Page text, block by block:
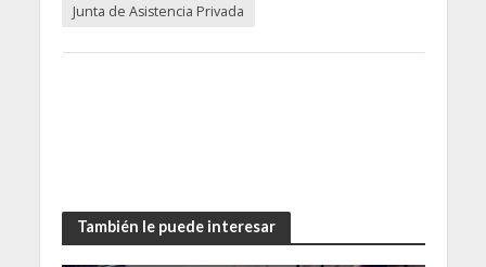
Junta de Asistencia Privada
También le puede interesar